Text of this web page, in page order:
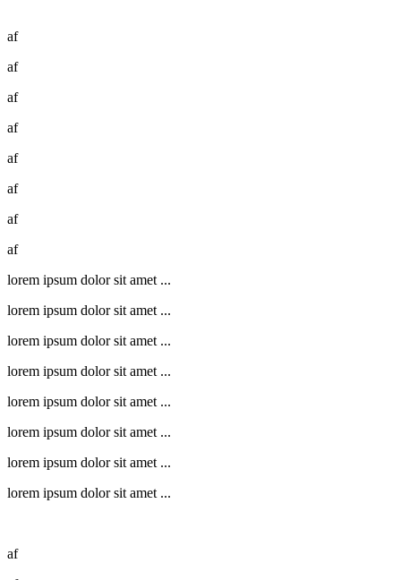
af
af
af
af
af
af
af
af
lorem ipsum dolor sit amet ...
lorem ipsum dolor sit amet ...
lorem ipsum dolor sit amet ...
lorem ipsum dolor sit amet ...
lorem ipsum dolor sit amet ...
lorem ipsum dolor sit amet ...
lorem ipsum dolor sit amet ...
lorem ipsum dolor sit amet ...
af